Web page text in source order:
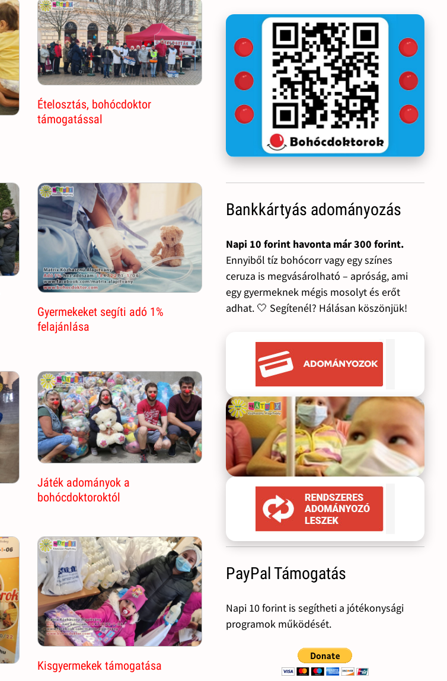
Ételosztás, bohócdoktor
támogatással
Gyermekeket segíti adó 1%
felajánlása
Játék adományok a
bohócdoktoroktól
Kisgyermekek támogatása
Bankkártyás adományozás
Napi 10 forint havonta már 300 forint.
Ennyiből tíz bohócorr vagy egy színes
ceruza is megvásárolható – apróság, ami
egy gyermeknek mégis mosolyt és erőt
adhat. 🤍 Segítenél? Hálásan köszönjük!
PayPal Támogatás
Napi 10 forint is segítheti a jótékonysági
programok működését.